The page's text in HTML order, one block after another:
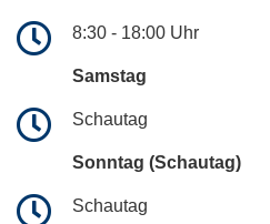
8:30 - 18:00 Uhr
Samstag
Schautag
Sonntag (Schautag)
Schautag